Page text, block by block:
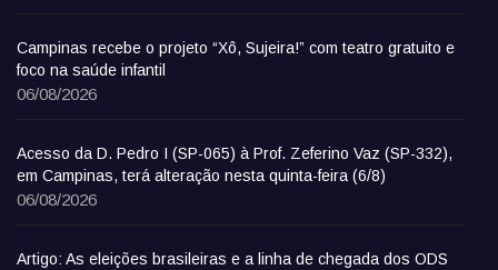
Campinas recebe o projeto “Xô, Sujeira!” com teatro gratuito e
foco na saúde infantil
06/08/2026
Acesso da D. Pedro I (SP-065) à Prof. Zeferino Vaz (SP-332),
em Campinas, terá alteração nesta quinta-feira (6/8)
06/08/2026
Artigo: As eleições brasileiras e a linha de chegada dos ODS